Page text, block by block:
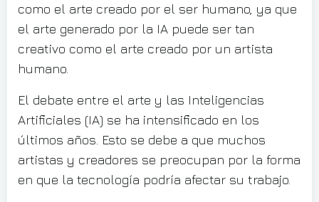
como el arte creado por el ser humano, ya que
el arte generado por la IA puede ser tan
creativo como el arte creado por un artista
humano.
El debate entre el arte y las Inteligencias
Artificiales (IA) se ha intensificado en los
últimos años. Esto se debe a que muchos
artistas y creadores se preocupan por la forma
en que la tecnología podría afectar su trabajo.